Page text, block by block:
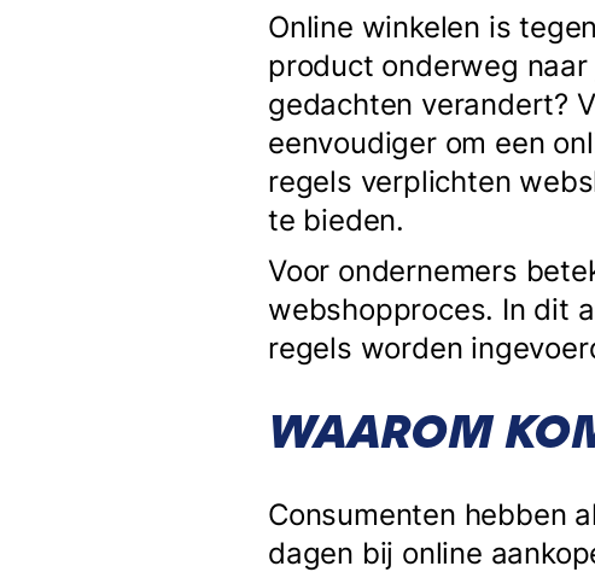
Online winkelen is
product onderweg
gedachten verandert?
eenvoudiger om een
regels verplichten
te bieden.
Voor ondernemers
webshopproces. In dit
regels worden
WAAROM
Consumenten hebben
dagen bij online